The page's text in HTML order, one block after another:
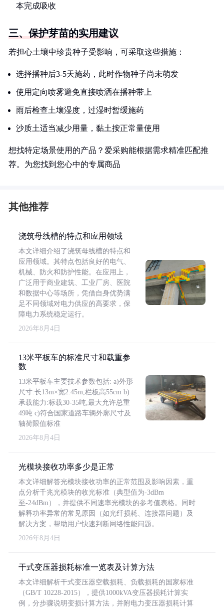
本完成吸收
三、保护芽苗的实用建议
若担心土壤中珍贵种子受影响，可采取这些措施：
选择播种后3-5天施药，此时作物种子尚未萌发
使用定向喷雾避免直接喷洒在播种带上
雨后检查土壤湿度，过湿时暂缓施药
沙质土适当减少用量，黏土按正常量使用
想找特定场景使用的产品？爱采购能根据需求精准匹配推
荐。为您找到您心中的专属商品
其他推荐
浇筑母线槽的特点和应用领域
本文详细介绍了浇筑母线槽的特点和
应用领域。其特点包括良好的电气、
机械、防火和防护性能。在应用上，
广泛用于商业建筑、工业厂房、医院
和数据中心等场所，凭借自身优势满
足不同领域对电力供应的高要求，保
障电力系统稳定运行。
2026年8月4日
13米平板车的标准尺寸和载重参
数
13米平板车主要技术参数包括: a)外形
尺寸:长13m×宽2.45m,栏板高55cm b)
承载能力:标载30-35吨,最大允许总重
49吨 c)符合国家道路车辆外廓尺寸及
轴荷限值标准
2026年8月4日
光模块接收功率多少是正常
本文详细解答光模块接收功率的正常范围及影响因素，重
点分析千兆光模块的收光标准（典型值为-3dBm
至-24dBm），并提供不同速率光模块的参考值表格。同时
解释功率异常的常见原因（如光纤损耗、连接器问题）及
解决方案，帮助用户快速判断网络性能问题。
2026年8月4日
干式变压器损耗标准一览表及计算方法
本文详细解析干式变压器空载损耗、负载损耗的国家标准
（GB/T 10228-2015），提供1000kVA变压器损耗计算实
例，分步骤说明变损计算方法，并附电力变压器损耗计算